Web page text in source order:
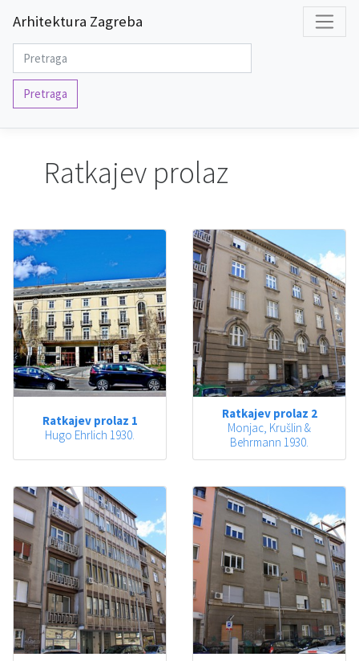
Arhitektura Zagreba
Pretraga
Ratkajev prolaz
Ratkajev prolaz 1
Hugo Ehrlich 1930.
Ratkajev prolaz 2
Monjac, Krušlin &
Behrmann 1930.